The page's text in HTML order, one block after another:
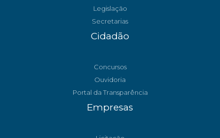
Legislação
Secretarias
Cidadão
Concursos
Ouvidoria
Portal da Transparência
Empresas